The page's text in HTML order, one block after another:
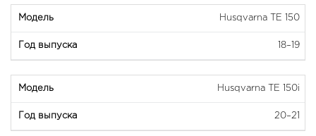
Husqvarna TE 150
18–19
Husqvarna TE 150i
20–21